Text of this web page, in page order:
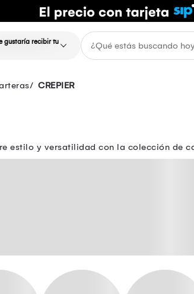
gustaría recibir tu
CREPIER
estilo y versatilidad con la colección de